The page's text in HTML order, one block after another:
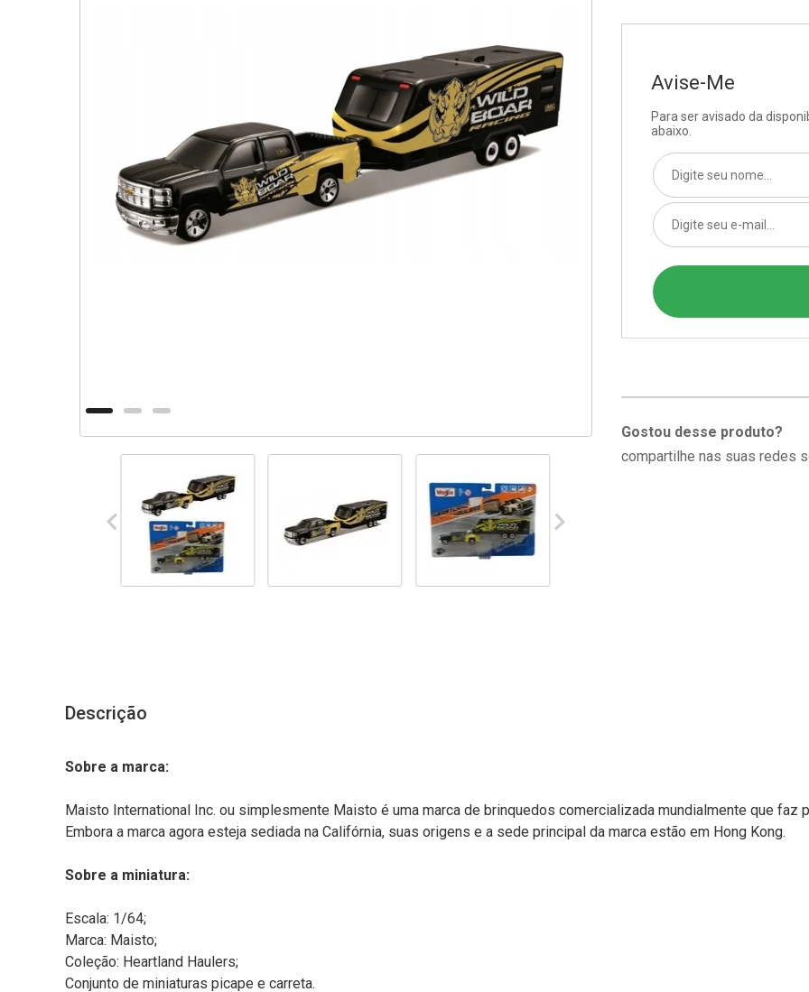
Avise-Me
Para ser avisado da
abaixo.
Gostou desse produto?
compartilhe nas suas redes
Descrição
Sobre a marca:
Maisto International Inc. ou simplesmente Maisto é uma marca de brinquedos comercializada mundialmente que faz
Embora a marca agora esteja sediada na Califórnia, suas origens e a sede principal da marca estão em Hong Kong.
Sobre a miniatura:
Escala: 1/64;
Marca: Maisto;
Coleção: Heartland Haulers;
Conjunto de miniaturas picape e carreta.